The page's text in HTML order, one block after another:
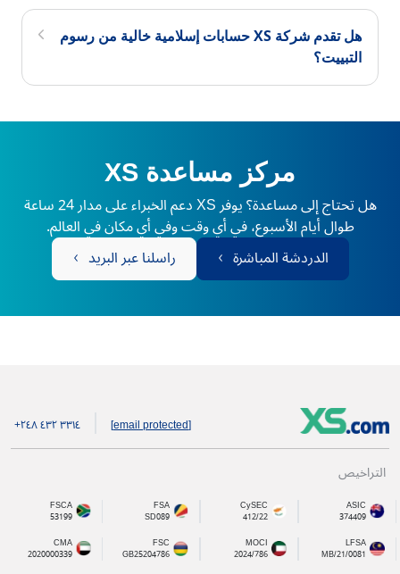
هل تقدم شركة XS حسابات إسلامية خالية من رسوم
التبييت؟
مركز مساعدة XS
هل تحتاج إلى مساعدة؟ يوفر XS دعم الخبراء على مدار 24 ساعة
طوال أيام الأسبوع، في أي وقت وفي أي مكان في العالم.
الدردشة المباشرة
راسلنا عبر البريد
[email protected] +۲٤۸ ٤۳۲ ۳۳۱٤
التراخيص
ASIC
374409
CySEC
412/22
FSA
SD089
FSCA
53199
LFSA
MB/21/0081
MOCI
2024/786
FSC
GB25204786
CMA
2020000339